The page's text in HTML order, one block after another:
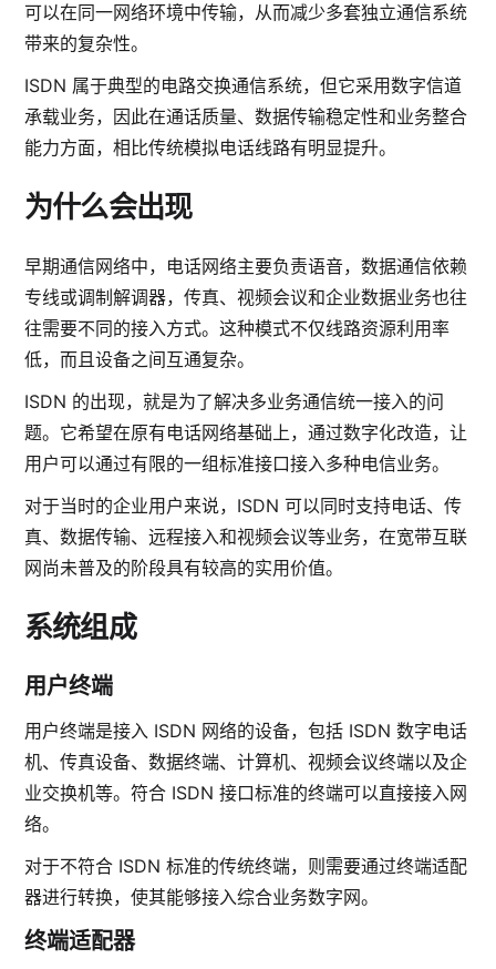
可以在同一网络环境中传输，从而减少多套独立通信系统
带来的复杂性。
ISDN 属于典型的电路交换通信系统，但它采用数字信道
承载业务，因此在通话质量、数据传输稳定性和业务整合
能力方面，相比传统模拟电话线路有明显提升。
为什么会出现
早期通信网络中，电话网络主要负责语音，数据通信依赖
专线或调制解调器，传真、视频会议和企业数据业务也往
往需要不同的接入方式。这种模式不仅线路资源利用率
低，而且设备之间互通复杂。
ISDN 的出现，就是为了解决多业务通信统一接入的问
题。它希望在原有电话网络基础上，通过数字化改造，让
用户可以通过有限的一组标准接口接入多种电信业务。
对于当时的企业用户来说，ISDN 可以同时支持电话、传
真、数据传输、远程接入和视频会议等业务，在宽带互联
网尚未普及的阶段具有较高的实用价值。
系统组成
用户终端
用户终端是接入 ISDN 网络的设备，包括 ISDN 数字电话
机、传真设备、数据终端、计算机、视频会议终端以及企
业交换机等。符合 ISDN 接口标准的终端可以直接接入网
络。
对于不符合 ISDN 标准的传统终端，则需要通过终端适配
器进行转换，使其能够接入综合业务数字网。
终端适配器